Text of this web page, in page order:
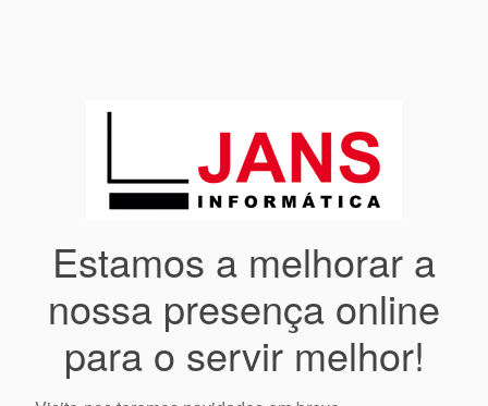
Estamos a melhorar a
nossa presença online
para o servir melhor!